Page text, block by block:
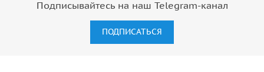
Подписывайтесь на наш Telegram-канал
ПОДПИСАТЬСЯ